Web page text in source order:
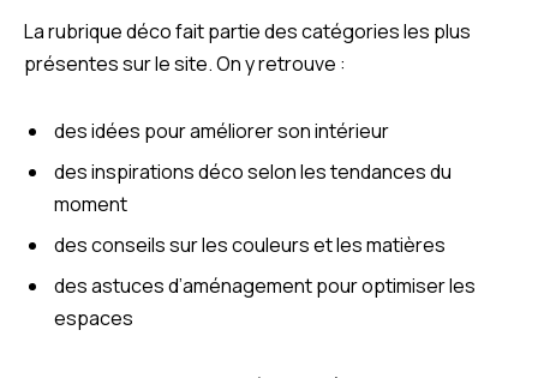
La rubrique déco fait partie des catégories les plus
présentes sur le site. On y retrouve :
des idées pour améliorer son intérieur
des inspirations déco selon les tendances du
moment
des conseils sur les couleurs et les matières
des astuces d’aménagement pour optimiser les
espaces